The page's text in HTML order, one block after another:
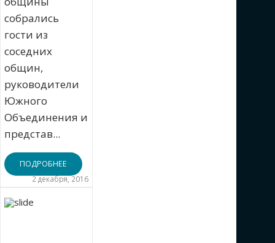
собрались
гости из
соседних
общин,
руководители
Южного
Объединения и
представ...
ПОДРОБНЕЕ
2 декабря, 2016